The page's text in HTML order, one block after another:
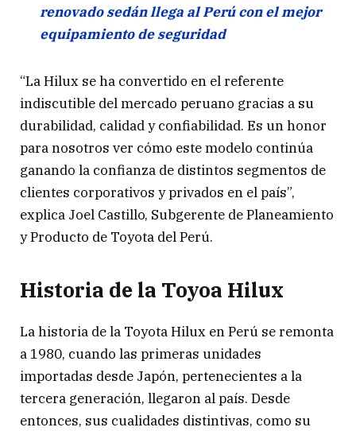
renovado sedán llega al Perú con el mejor
equipamiento de seguridad
“La Hilux se ha convertido en el referente
indiscutible del mercado peruano gracias a su
durabilidad, calidad y confiabilidad. Es un honor
para nosotros ver cómo este modelo continúa
ganando la confianza de distintos segmentos de
clientes corporativos y privados en el país”,
explica Joel Castillo, Subgerente de Planeamiento
y Producto de Toyota del Perú.
Historia de la Toyoa Hilux
La historia de la Toyota Hilux en Perú se remonta
a 1980, cuando las primeras unidades
importadas desde Japón, pertenecientes a la
tercera generación, llegaron al país. Desde
entonces, sus cualidades distintivas, como su